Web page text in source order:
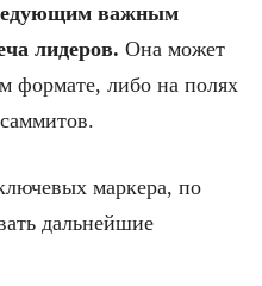
важным
лидеров. Она может
формате, либо на полях
маркера, по
дальнейшие